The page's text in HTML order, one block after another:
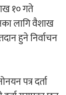
१० गते
लागि वैशाख
हुने निर्वाचन
पत्र दर्ता